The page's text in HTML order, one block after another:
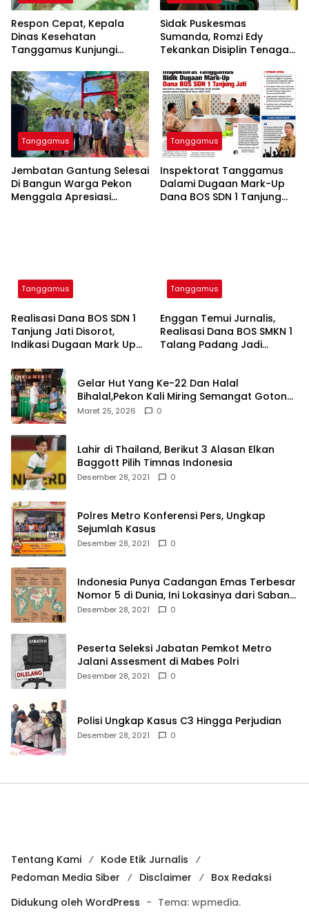
Respon Cepat, Kepala
Dinas Kesehatan
Tanggamus Kunjungi
Dan Balita Mengidap
Kelainan Jantung
Sidak Puskesmas
Sumanda, Romzi Edy
Tekankan Disiplin Tenaga
Tanggamus
Jembatan Gantung Selesai
Di Bangun Warga Pekon
Menggala Apresiasi
Tanggamus
Inspektorat Tanggamus
Dalami Dugaan Mark-Up
Dana BOS SDN 1 Tanjung
Tanggamus
Realisasi Dana BOS SDN 1
Tanjung Jati Disorot,
Indikasi Dugaan Mark Up
Tanggamus
Enggan Temui Jurnalis,
Realisasi Dana BOS SMKN 1
Talang Padang Jadi
Gelar Hut Yang Ke-22 Dan Halal
Bihalal,Pekon Kali Miring Semangat Gotong
Royong
Maret 25, 2026 0
Lahir di Thailand, Berikut 3 Alasan Elkan
Baggott Pilih Timnas Indonesia
Desember 28, 2021 0
Polres Metro Konferensi Pers, Ungkap
Sejumlah Kasus
Desember 28, 2021 0
Indonesia Punya Cadangan Emas Terbesar
Nomor 5 di Dunia, Ini Lokasinya dari Sabang
hingga Merauke
Desember 28, 2021 0
Peserta Seleksi Jabatan Pemkot Metro
Jalani Assesment di Mabes Polri
Desember 28, 2021 0
Polisi Ungkap Kasus C3 Hingga Perjudian
Desember 28, 2021 0
Tentang Kami
Kode Etik Jurnalis
Pedoman Media Siber
Disclaimer
Box Redaksi
Didukung oleh WordPress - Tema: wpmedia.